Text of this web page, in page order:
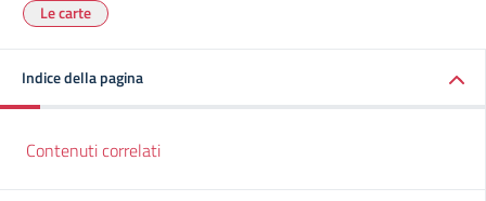
Le carte
Indice della pagina
Contenuti correlati